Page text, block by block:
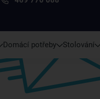
Domácí potřeby Stolování